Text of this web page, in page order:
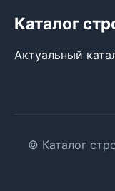
Каталог
Актуальный
© Каталог